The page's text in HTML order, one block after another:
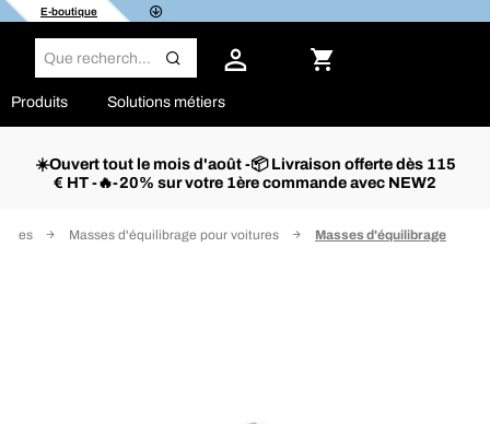
E-boutique
Produits Solutions métiers
☀️Ouvert tout le mois d'août -📦 Livraison offerte dès 115
€ HT -🔥-20% sur votre 1ère commande avec NEW2
Masses d'équilibrage pour voitures Masses d'équilibrage